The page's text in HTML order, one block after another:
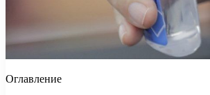
Оглавление